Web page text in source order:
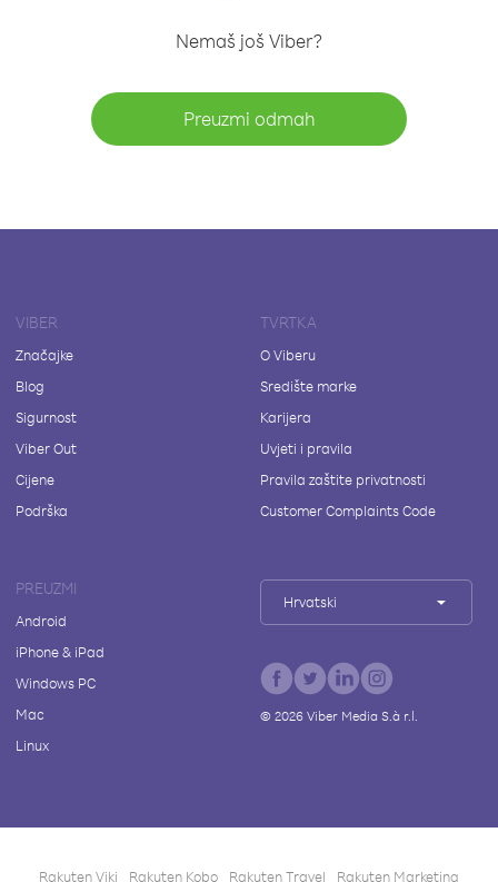
Nemaš još Viber?
Preuzmi odmah
VIBER
Značajke
Blog
Sigurnost
Viber Out
Cijene
Podrška
TVRTKA
O Viberu
Središte marke
Karijera
Uvjeti i pravila
Pravila zaštite privatnosti
Customer Complaints Code
PREUZMI
Android
iPhone & iPad
Windows PC
Mac
Linux
Hrvatski
© 2026Viber Media S.à r.l.
Rakuten Viki Rakuten Kobo Rakuten Travel Rakuten Marketing